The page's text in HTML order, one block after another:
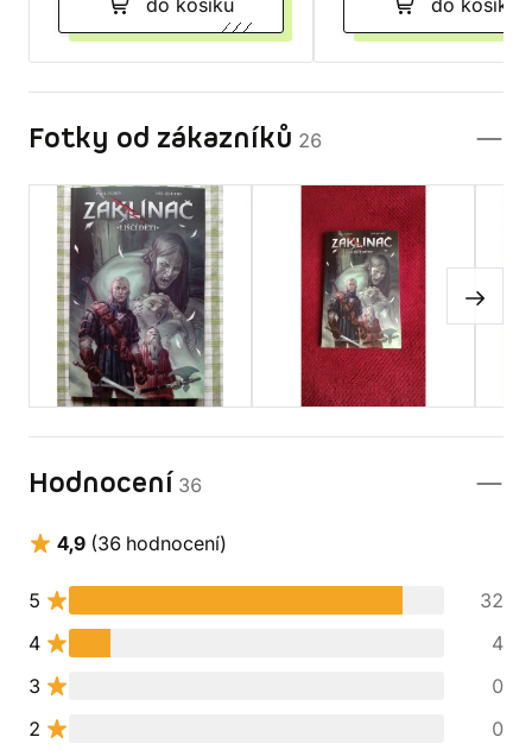
do košíku do košíku
Fotky od zákazníků 26
Hodnocení 36
4,9 (36 hodnocení)
5
32
4
4
3
0
2
0